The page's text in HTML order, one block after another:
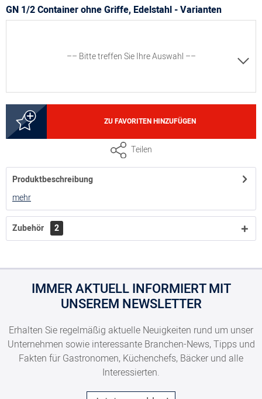
GN 1/2 Container ohne Griffe, Edelstahl - Varianten
–– Bitte treffen Sie Ihre Auswahl ––
GN 1/2, Tiefe 40 mm, Volumen 1,75 Liter
8300055300
GN 1/2, Tiefe 65 mm, Volumen 3,5 Liter
GN 1/2, Tiefe 100 mm, Volumen 5,5 Liter
8300055302
GN 1/2, Tiefe 150 mm, Volumen 8,5 Liter
ZU FAVORITEN HINZUFÜGEN
Teilen
Produktbeschreibung
mehr
Zubehör 2
IMMER AKTUELL INFORMIERT MIT
UNSEREM NEWSLETTER
Erhalten Sie regelmäßig aktuelle Neuigkeiten rund um unser
Unternehmen sowie interessante Branchen-News, Tipps und
Fakten für Gastronomen, Küchenchefs, Bäcker und alle
Interessierten.